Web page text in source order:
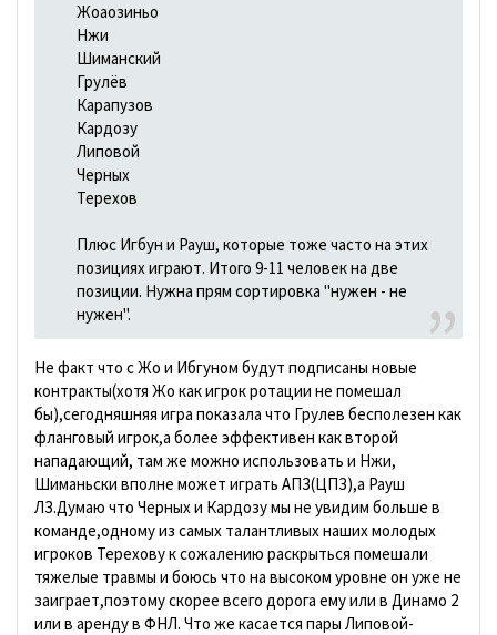
Жоаозиньо
Нжи
Шиманский
Грулёв
Карапузов
Кардозу
Липовой
Черных
Терехов
Плюс Игбун и Рауш, которые тоже часто на этих
позициях играют. Итого 9-11 человек на две
позиции. Нужна прям сортировка "нужен - не
нужен".
Не факт что с Жо и Ибгуном будут подписаны новые
контракты(хотя Жо как игрок ротации не помешал
бы),сегодняшняя игра показала что Грулев бесполезен как
фланговый игрок,а более эффективен как второй
нападающий, там же можно использовать и Нжи,
Шиманьски вполне может играть АПЗ(ЦПЗ),а Рауш
ЛЗ.Думаю что Черных и Кардозу мы не увидим больше в
команде,одному из самых талантливых наших молодых
игроков Терехову к сожалению раскрыться помешали
тяжелые травмы и боюсь что на высоком уровне он уже не
заиграет,поэтому скорее всего дорога ему или в Динамо 2
или в аренду в ФНЛ. Что же касается пары Липовой-